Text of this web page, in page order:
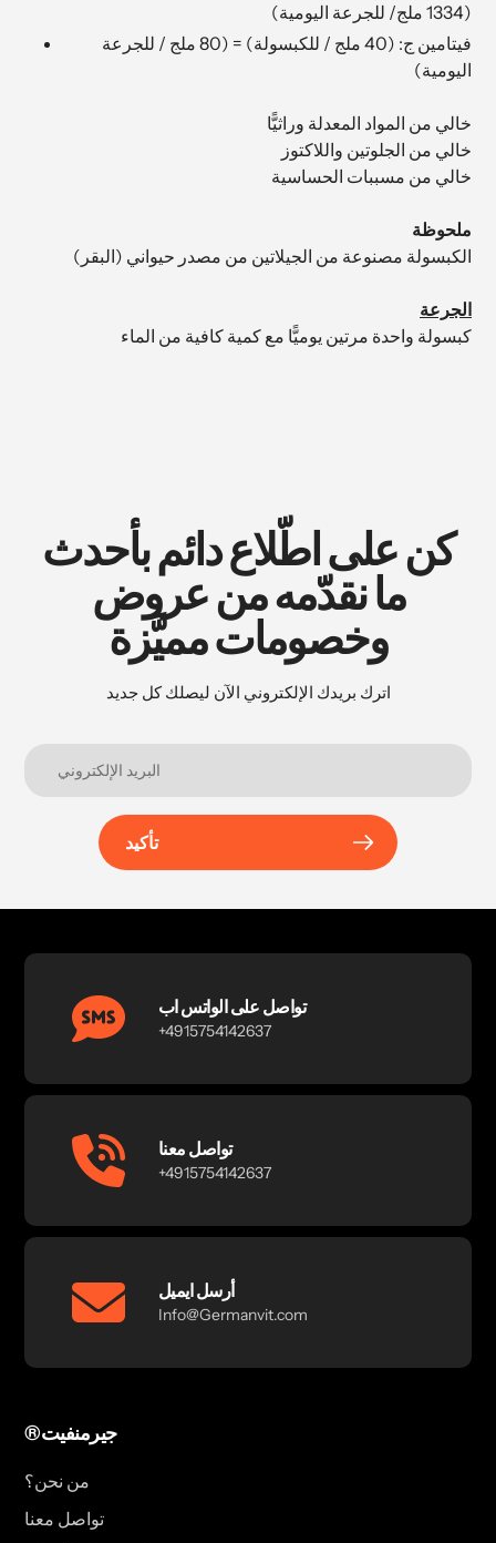
(1334 ملج/ للجرعة اليومية)
فيتامين ج: (40 ملج / للكبسولة) = (80 ملج / للجرعة
اليومية)
خالي من المواد المعدلة وراثيًّا
خالي من الجلوتين واللاكتوز
خالي من مسببات الحساسية
ملحوظة
الكبسولة مصنوعة من الجيلاتين من مصدر حيواني (البقر)
الجرعة
كبسولة واحدة مرتين يوميًّا مع كمية كافية من الماء
كن على اطّلاع دائم بأحدث
ما نقدّمه من عروض
وخصومات مميَّزة
اترك بريدك الإلكتروني الآن ليصلك كل جديد
تأكيد
تواصل على الواتس اب
+4915754142637
تواصل معنا
+4915754142637
أرسل ايميل
Info@Germanvit.com
®جيرمنفيت
من نحن؟
تواصل معنا